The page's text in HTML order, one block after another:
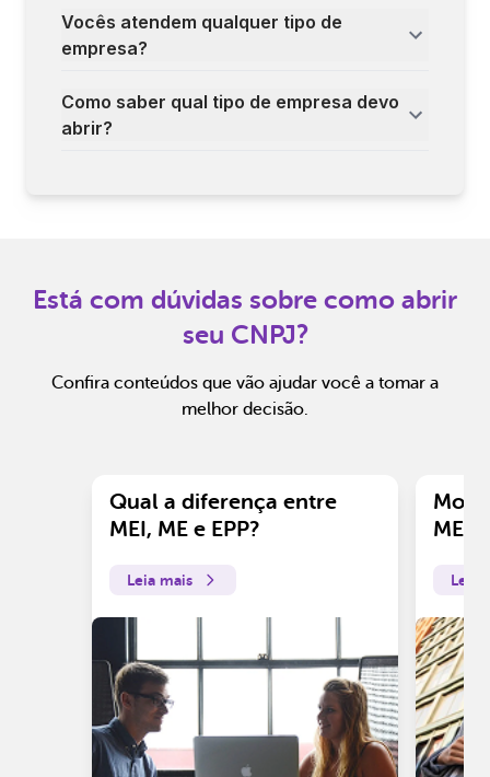
Vocês atendem qualquer tipo de
empresa?
Como saber qual tipo de empresa devo
abrir?
Está com dúvidas sobre como abrir
seu CNPJ?
Confira conteúdos que vão ajudar você a tomar a
melhor decisão.
Qual a diferença entre
MEI, ME e EPP?
Leia mais
ME?
Leia